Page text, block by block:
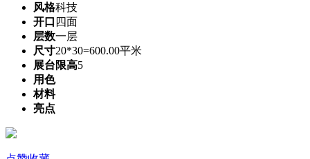
风格科技
开口 四面
层数一层
尺寸20*30=600.00平米
展台限高5
用色
材料
亮点